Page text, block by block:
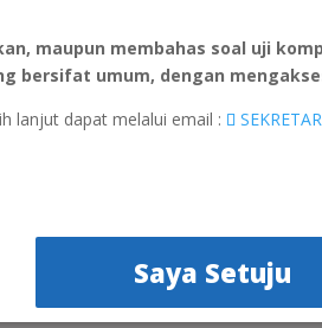
maupun membahas soal uji
bersifat umum, dengan
lanjut dapat melalui email :
Saya Setuju